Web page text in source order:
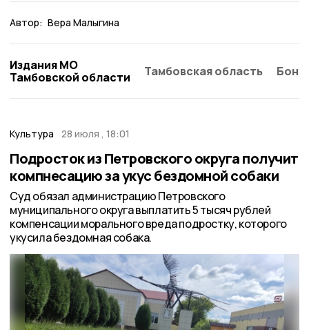
Автор: Вера Малыгина
Издания МО
Тамбовской области
Тамбовская область
Культура 28 июля , 18:01
Подросток из Петровского округа получит
компнесацию за укус бездомной собаки
Суд обязал администрацию Петровского
муниципального округа выплатить 5 тысяч рублей
компенсации морального вреда подростку, которого
укусила бездомная собака.